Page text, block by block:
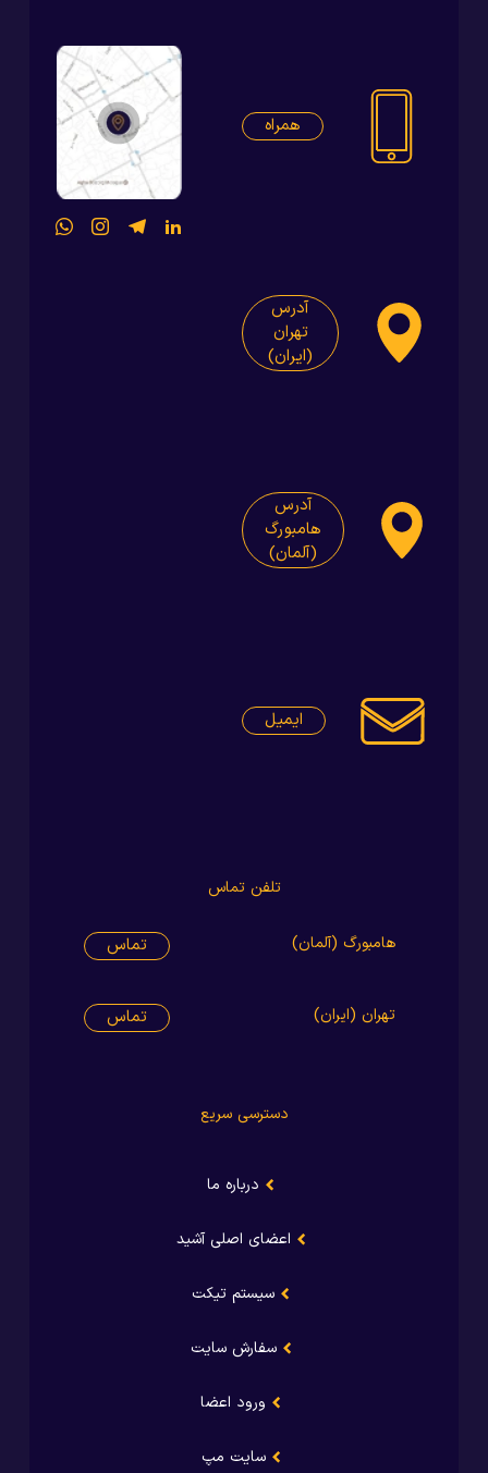
دسترسی سریع
درباره ما
اعضای اصلی آشید
سیستم تیکت
سفارش سایت
ورود اعضا
سایت مپ
تلفن تماس
هامبورگ (آلمان) تماس
تهران (ایران) تماس
همراه
آدرس
تهران
(ایران)
آدرس
هامبورگ
(آلمان)
ایمیل